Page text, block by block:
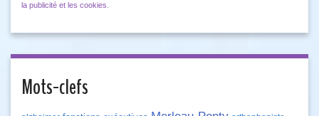
la publicité et les cookies
Mots-clefs